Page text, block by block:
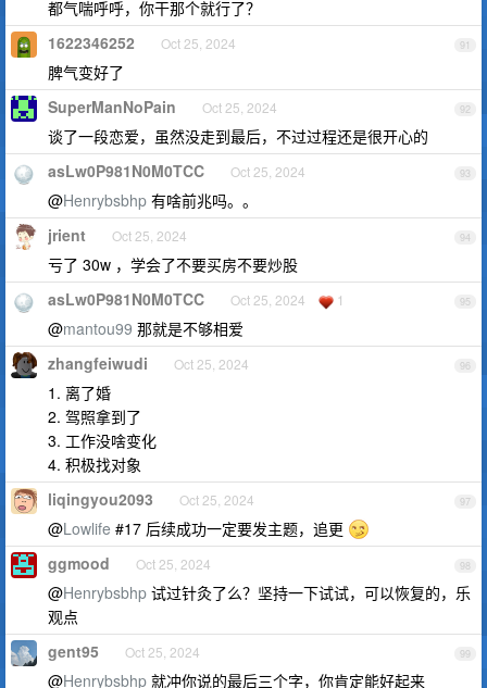
都气喘呼呼，你干那个就行了？
91
1622346252 Oct 25, 2024
脾气变好了
92
SuperManNoPain Oct 25, 2024
谈了一段恋爱，虽然没走到最后，不过过程还是很开心的
93
asLw0P981N0M0TCC Oct 25, 2024
@Henrybsbhp 有啥前兆吗。。
94
jrient Oct 25, 2024
亏了 30w ，学会了不要买房不要炒股
95
asLw0P981N0M0TCC Oct 25, 2024 1
@mantou99 那就是不够相爱
96
zhangfeiwudi Oct 25, 2024
1. 离了婚
2. 驾照拿到了
3. 工作没啥变化
4. 积极找对象
97
liqingyou2093 Oct 25, 2024
@Lowlife #17 后续成功一定要发主题，追更
98
ggmood Oct 25, 2024
@Henrybsbhp 试过针灸了么？坚持一下试试，可以恢复的，乐
观点
99
gent95 Oct 25, 2024
@Henrybsbhp 就冲你说的最后三个字，你肯定能好起来